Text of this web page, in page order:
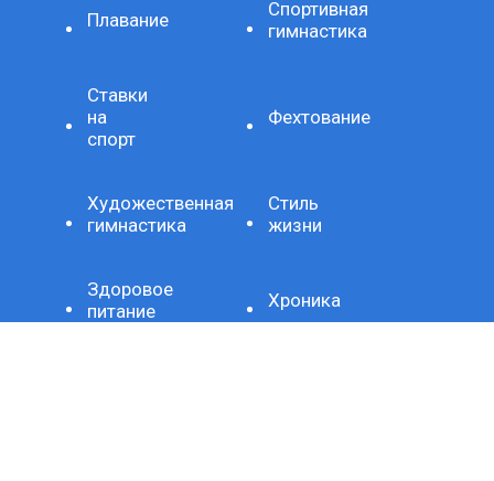
Плавание
Спортивная
гимнастика
Ставки
на
спорт
Фехтование
Художественная
гимнастика
Стиль
жизни
Здоровое
питание
Хроника